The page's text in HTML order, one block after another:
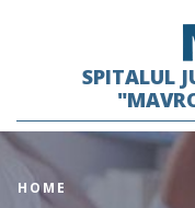
SPITALUL
HOME